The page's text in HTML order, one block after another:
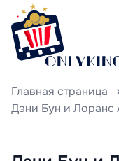
Главная страница